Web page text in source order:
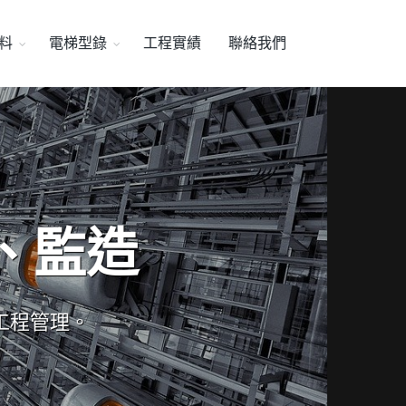
電梯型錄 工程實績 聯絡我們
監造
程管理。